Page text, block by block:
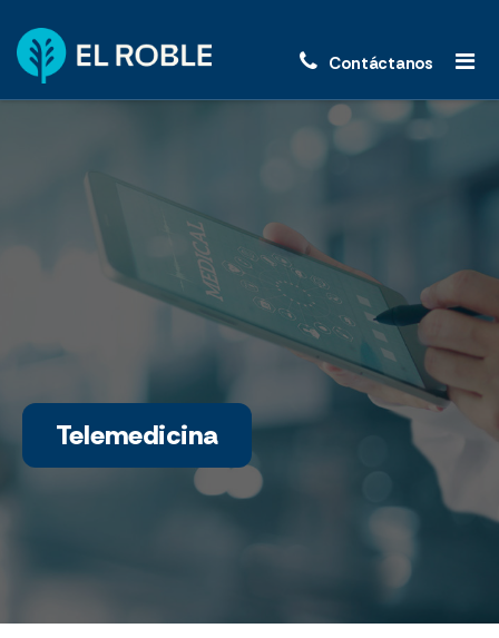
Contáctanos
Telemedicina